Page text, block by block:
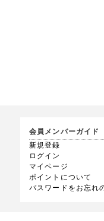
会員メンバーガイド
新規登録
ログイン
マイページ
ポイントについて
パスワードをお忘れ